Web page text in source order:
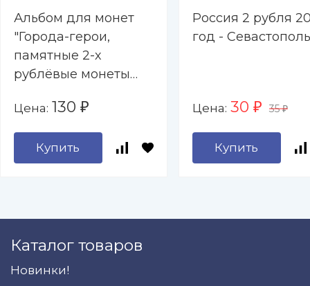
Альбом для монет
"Города-герои,
памятные 2-х
рублёвые монеты
капсул (пустой)
Цена: 130 ₽
Купить
Россия 2 рубля
год - Севастополь
Цена: 30 ₽ 35₽
Купить
Каталог товаров
Новинки!